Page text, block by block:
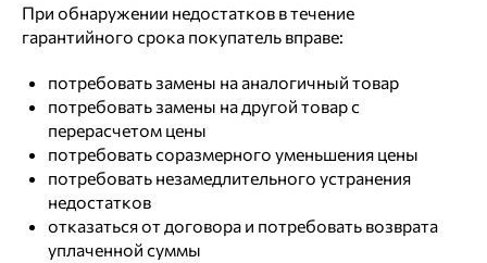
При обнаружении недостатков в течение
гарантийного срока покупатель вправе:
потребовать замены на аналогичный товар
потребовать замены на другой товар с
перерасчетом цены
потребовать соразмерного уменьшения цены
потребовать незамедлительного устранения
недостатков
отказаться от договора и потребовать возврата
уплаченной суммы